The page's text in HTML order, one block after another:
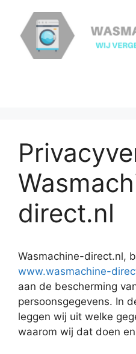
inhoud
direct.nl
Wasmachine-direct.nl,
www.wasmachine-
aan de bescherming
persoonsgegevens. In
leggen wij uit welke
waarom wij dat doen